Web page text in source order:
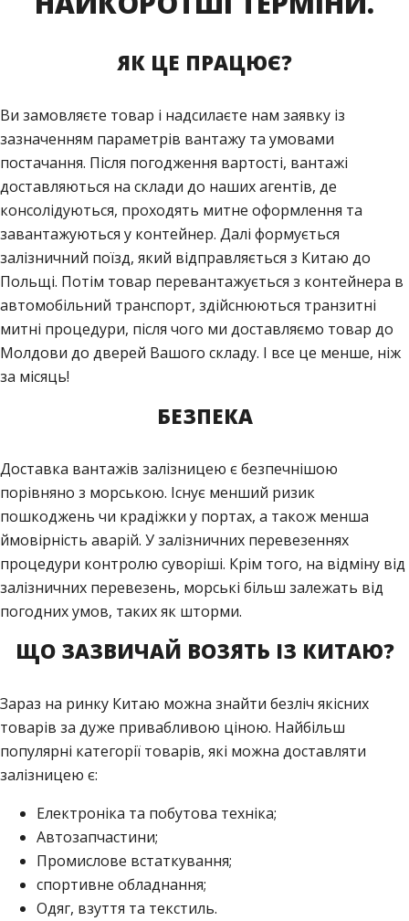
ЯК ЦЕ ПРАЦЮЄ?
Ви замовляєте товар і надсилаєте нам заявку із
зазначенням параметрів вантажу та умовами
постачання. Після погодження вартості, вантажі
доставляються на склади до наших агентів, де
консолідуються, проходять митне оформлення та
завантажуються у контейнер. Далі формується
залізничний поїзд, який відправляється з Китаю до
Польщі. Потім товар перевантажується з контейнера в
автомобільний транспорт, здійснюються транзитні
митні процедури, після чого ми доставляємо товар до
Молдови до дверей Вашого складу. І все це менше, ніж
за місяць!
БЕЗПЕКА
Доставка вантажів залізницею є безпечнішою
порівняно з морською. Існує менший ризик
пошкоджень чи крадіжки у портах, а також менша
ймовірність аварій. У залізничних перевезеннях
процедури контролю суворіші. Крім того, на відміну від
залізничних перевезень, морські більш залежать від
погодних умов, таких як шторми.
ЩО ЗАЗВИЧАЙ ВОЗЯТЬ ІЗ КИТАЮ?
Зараз на ринку Китаю можна знайти безліч якісних
товарів за дуже привабливою ціною. Найбільш
популярні категорії товарів, які можна доставляти
залізницею є:
Електроніка та побутова техніка;
Автозапчастини;
Промислове встаткування;
спортивне обладнання;
Одяг, взуття та текстиль.